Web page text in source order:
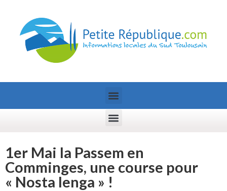
1er Mai la Passem en
Comminges, une course pour
« Nosta lenga » !